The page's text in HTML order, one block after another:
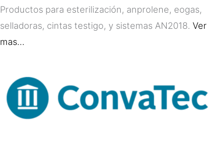
Productos para esterilización, anprolene, eogas,
selladoras, cintas testigo, y sistemas AN2018. Ver
mas…